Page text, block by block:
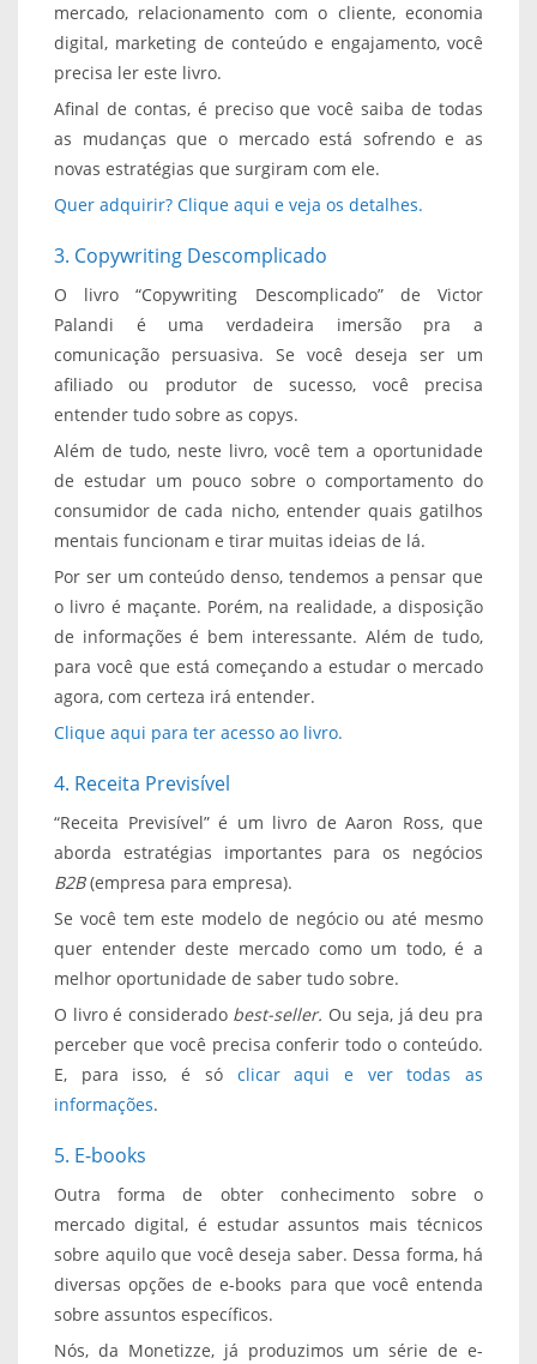
mercado, relacionamento com o cliente, economia
digital, marketing de conteúdo e engajamento, você
precisa ler este livro.
Afinal de contas, é preciso que você saiba de todas
as mudanças que o mercado está sofrendo e as
novas estratégias que surgiram com ele.
Quer adquirir? Clique aqui e veja os detalhes.
3. Copywriting Descomplicado
O livro “Copywriting Descomplicado” de Victor
Palandi é uma verdadeira imersão pra a
comunicação persuasiva. Se você deseja ser um
afiliado ou produtor de sucesso, você precisa
entender tudo sobre as copys.
Além de tudo, neste livro, você tem a oportunidade
de estudar um pouco sobre o comportamento do
consumidor de cada nicho, entender quais gatilhos
mentais funcionam e tirar muitas ideias de lá.
Por ser um conteúdo denso, tendemos a pensar que
o livro é maçante. Porém, na realidade, a disposição
de informações é bem interessante. Além de tudo,
para você que está começando a estudar o mercado
agora, com certeza irá entender.
Clique aqui para ter acesso ao livro.
4. Receita Previsível
“Receita Previsível” é um livro de Aaron Ross, que
aborda estratégias importantes para os negócios
B2B(empresa para empresa).
Se você tem este modelo de negócio ou até mesmo
quer entender deste mercado como um todo, é a
melhor oportunidade de saber tudo sobre.
O livro é considerado best-seller. Ou seja, já deu pra
perceber que você precisa conferir todo o conteúdo.
E, para isso, é só clicar aqui e ver todas as
informações.
5. E-books
Outra forma de obter conhecimento sobre o
mercado digital, é estudar assuntos mais técnicos
sobre aquilo que você deseja saber. Dessa forma, há
diversas opções de e-books para que você entenda
sobre assuntos específicos.
Nós, da Monetizze, já produzimos um série de e-